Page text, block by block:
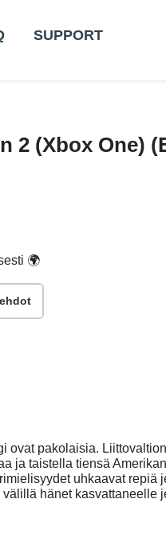
SUPPORT
2 (Xbox One)
🌍
ovat pakolaisia.
ja taistella tiensä
uhkaavat repiä
hänet kasvattaneelle